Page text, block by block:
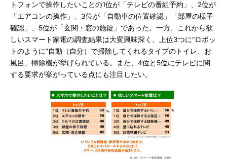
トフォンで操作したいことの1位が「テレビの番組予約」、2位が
「エアコンの操作」、3位が「自動車の位置確認」「部屋の様子
確認」、5位が「玄関・窓の施錠」であった。一方、これから欲
しいスマート家電の調査結果は大変興味深く、上位3つに“ロボッ
トのように”自動（自分）で掃除してくれるタイプのトイレ、お
風呂、掃除機が挙げられている。また、4位と5位にテレビに関
する要求が挙がっている点にも注目したい。